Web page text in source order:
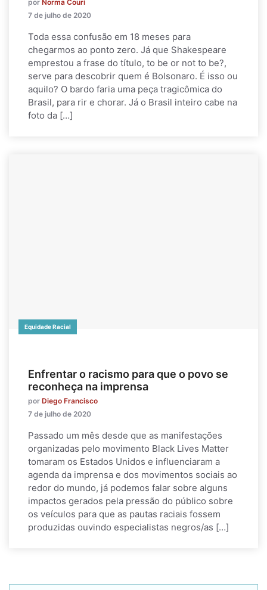
por Norma Couri
7 de julho de 2020
Toda essa confusão em 18 meses para
chegarmos ao ponto zero. Já que Shakespeare
emprestou a frase do título, to be or not to be?,
serve para descobrir quem é Bolsonaro. É isso ou
aquilo? O bardo faria uma peça tragicômica do
Brasil, para rir e chorar. Já o Brasil inteiro cabe na
foto da […]
Equidade Racial
Enfrentar o racismo para que o povo se
reconheça na imprensa
por Diego Francisco
7 de julho de 2020
Passado um mês desde que as manifestações
organizadas pelo movimento Black Lives Matter
tomaram os Estados Unidos e influenciaram a
agenda da imprensa e dos movimentos sociais ao
redor do mundo, já podemos falar sobre alguns
impactos gerados pela pressão do público sobre
os veículos para que as pautas raciais fossem
produzidas ouvindo especialistas negros/as […]